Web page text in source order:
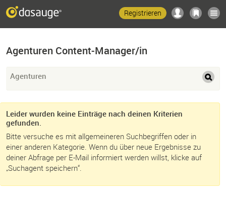
Registrieren
Agenturen Content-Manager/in
Agenturen
Leider wurden keine Einträge nach deinen Kriterien
gefunden.
Bitte versuche es mit allgemeineren Suchbegriffen oder in
einer anderen Kategorie. Wenn du über neue Ergebnisse zu
deiner Abfrage per E-Mail informiert werden willst, klicke auf
„Suchagent speichern“.